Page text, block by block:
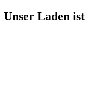
Zum
Inhalt
Unser Laden